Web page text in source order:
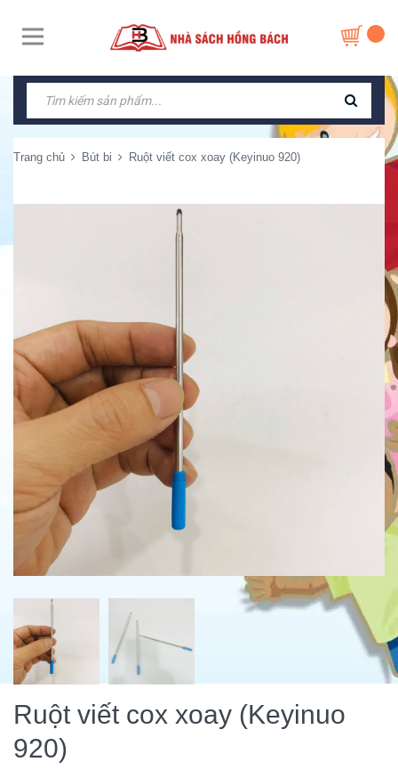
Trang chủ Bút bi Ruột viết cox xoay (Keyinuo 920)
Ruột viết cox xoay (Keyinuo
920)